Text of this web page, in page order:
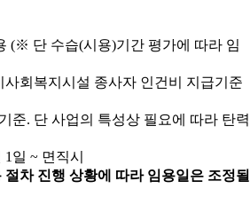
(※ 단 수습(시용)기간 평가에 따라 임
사회복지시설 종사자 인건비 지급기준
준. 단 사업의 특성상 필요에 따라 탄력
1 일 ~ 면직시
절차 진행 상황에 따라 임용일은 조정될